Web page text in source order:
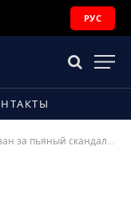
РУС
скандал в пассажирском поезде